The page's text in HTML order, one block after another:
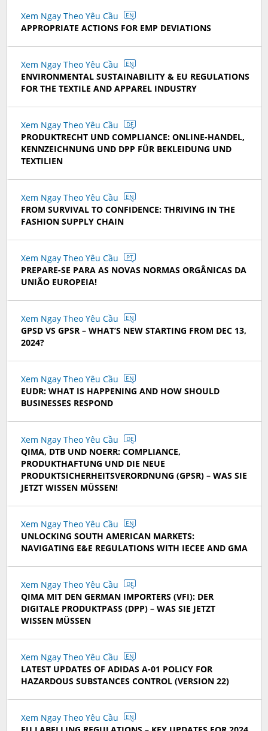
Xem Ngay Theo Yêu Cầu EN
APPROPRIATE ACTIONS FOR EMP DEVIATIONS
Xem Ngay Theo Yêu Cầu EN
ENVIRONMENTAL SUSTAINABILITY & EU REGULATIONS
FOR THE TEXTILE AND APPAREL INDUSTRY
Xem Ngay Theo Yêu Cầu DE
PRODUKTRECHT UND COMPLIANCE: ONLINE-HANDEL,
KENNZEICHNUNG UND DPP FÜR BEKLEIDUNG UND
TEXTILIEN
Xem Ngay Theo Yêu Cầu EN
FROM SURVIVAL TO CONFIDENCE: THRIVING IN THE
FASHION SUPPLY CHAIN
Xem Ngay Theo Yêu Cầu PT
PREPARE-SE PARA AS NOVAS NORMAS ORGÂNICAS DA
UNIÃO EUROPEIA!
Xem Ngay Theo Yêu Cầu EN
GPSD VS GPSR – WHAT’S NEW STARTING FROM DEC 13,
2024?
Xem Ngay Theo Yêu Cầu EN
EUDR: WHAT IS HAPPENING AND HOW SHOULD
BUSINESSES RESPOND
Xem Ngay Theo Yêu Cầu DE
QIMA, DTB UND NOERR: COMPLIANCE,
PRODUKTHAFTUNG UND DIE NEUE
PRODUKTSICHERHEITSVERORDNUNG (GPSR) – WAS SIE
JETZT WISSEN MÜSSEN!
Xem Ngay Theo Yêu Cầu EN
UNLOCKING SOUTH AMERICAN MARKETS:
NAVIGATING E&E REGULATIONS WITH IECEE AND GMA
Xem Ngay Theo Yêu Cầu DE
QIMA MIT DEN GERMAN IMPORTERS (VFI): DER
DIGITALE PRODUKTPASS (DPP) – WAS SIE JETZT
WISSEN MÜSSEN
Xem Ngay Theo Yêu Cầu EN
LATEST UPDATES OF ADIDAS A-01 POLICY FOR
HAZARDOUS SUBSTANCES CONTROL (VERSION 22)
Xem Ngay Theo Yêu Cầu EN